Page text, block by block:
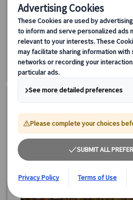
110.00 EUR
詳細を見る
月～土曜日(11/3、12/8・25・26，1/1
約3時間